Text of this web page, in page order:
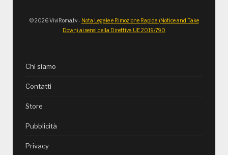
© 2026 ViviRoma.tv - Nota Legale e Rimozione Rapida (Notice and Take
Down) ai sensi della Direttiva UE 2019/790
Chi siamo
Contatti
Store
Pubblicità
Privacy